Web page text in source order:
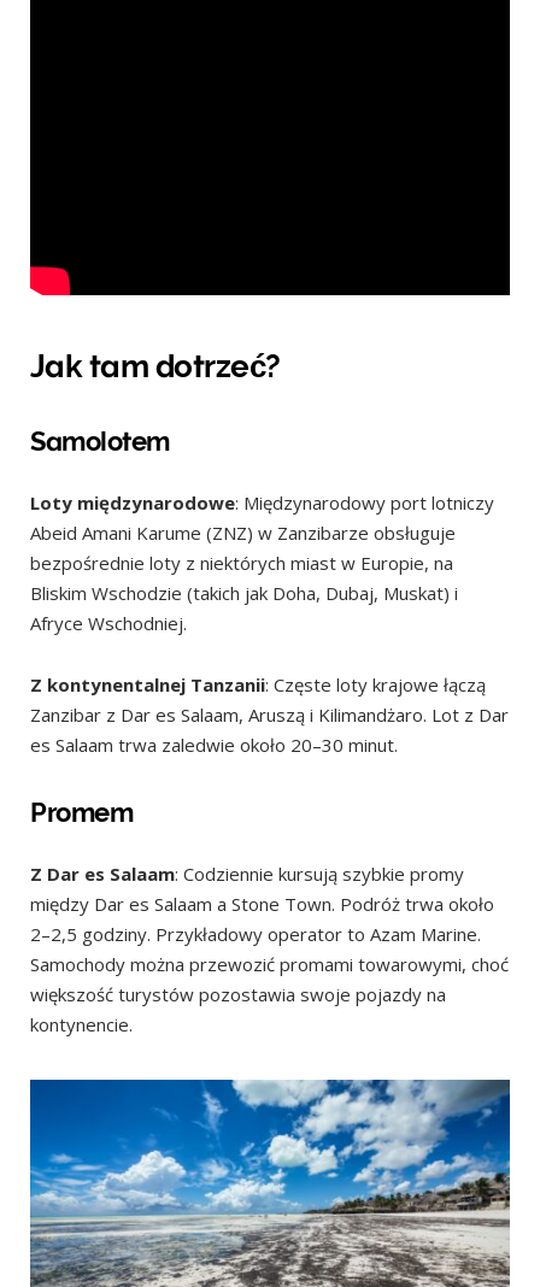
Jak tam dotrzeć?
Samolotem
Loty międzynarodowe: Międzynarodowy port lotniczy
Abeid Amani Karume (ZNZ) w Zanzibarze obsługuje
bezpośrednie loty z niektórych miast w Europie, na
Bliskim Wschodzie (takich jak Doha, Dubaj, Muskat) i
Afryce Wschodniej.
Z kontynentalnej Tanzanii: Częste loty krajowe łączą
Zanzibar z Dar es Salaam, Aruszą i Kilimandżaro. Lot z Dar
es Salaam trwa zaledwie około 20–30 minut.
Promem
Z Dar es Salaam: Codziennie kursują szybkie promy
między Dar es Salaam a Stone Town. Podróż trwa około
2–2,5 godziny. Przykładowy operator to Azam Marine.
Samochody można przewozić promami towarowymi, choć
większość turystów pozostawia swoje pojazdy na
kontynencie.